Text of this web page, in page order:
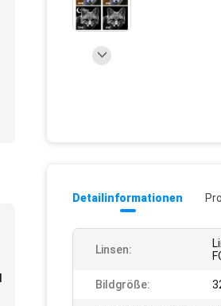
Detailinformationen
Linsen:
Bildgröße: